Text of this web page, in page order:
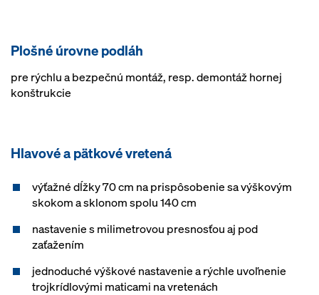
Plošné úrovne podláh
pre rýchlu a bezpečnú montáž, resp. demontáž hornej
konštrukcie
Hlavové a pätkové vretená
výťažné dĺžky 70 cm na prispôsobenie sa výškovým
skokom a sklonom spolu 140 cm
nastavenie s milimetrovou presnosťou aj pod
zaťažením
jednoduché výškové nastavenie a rýchle uvoľnenie
trojkrídlovými maticami na vretenách